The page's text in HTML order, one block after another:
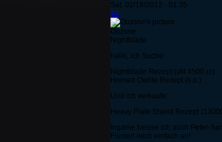
Sat, 02/18/2012 - 01:35
#4
Oozsne
Nightblade
hallo, ich Suche:
Nightblade Rezept (vllt 4500 cr)
Horned Owlite Rezept (s.o.)
Und ich verkaufe:
Heavy Plate Shield Rezept
Ingame heisse ich auch Peter-
Flüstert mich einfach an!